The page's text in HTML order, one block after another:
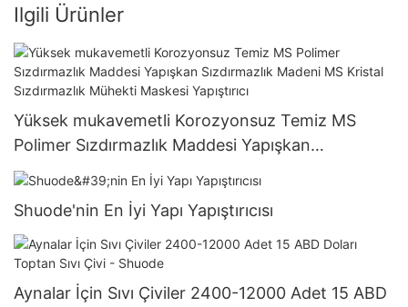
Ilgili Ürünler
Yüksek mukavemetli Korozyonsuz Temiz MS
Polimer Sızdırmazlık Maddesi Yapışkan
Sızdırmazlık Madeni MS Kristal Sızdırmazlık
Mühekti Maskesi Yapıştırıcı
Shuode'nin En İyi Yapı Yapıştırıcısı
Aynalar İçin Sıvı Çiviler 2400-12000 Adet 15 ABD